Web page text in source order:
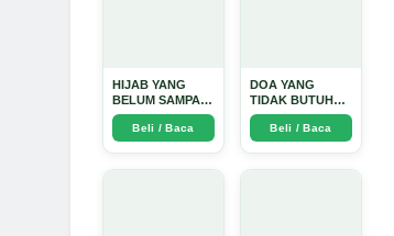
HIJAB YANG
BELUM SAMPAI
KE HATI: Ketika
Cinta Seorang
Ustadz Menjadi
Beli / Baca
DOA YANG
TIDAK BUTUH
SINYAL: Kisah
Tiga Jiwa yang
Tersesat di Era AI
Beli / Baca